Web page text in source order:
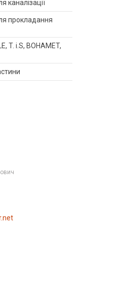
каналізації
прокладання
T. i.S, BOHAMET,